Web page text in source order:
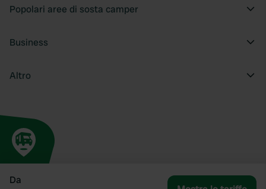
Da
Popolari aree di sosta camper
Business
Altro